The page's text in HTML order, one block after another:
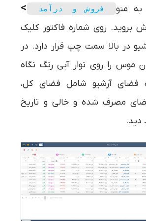
منو
فروش و درآمد >
بروید. روی شماره فاکتور کلیک
در بالا سمت چپ قرار دارد. در
موس را روی نوار آبی رنگ نگاه
فضای آرشیو شامل فضای کل،
مصرف شده و ‌خالی و تاریخ
دید.